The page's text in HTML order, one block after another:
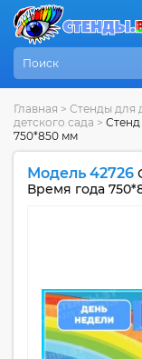
Главная > Стенды для
детского сада >
750*850 мм
Модель 42726
Время года